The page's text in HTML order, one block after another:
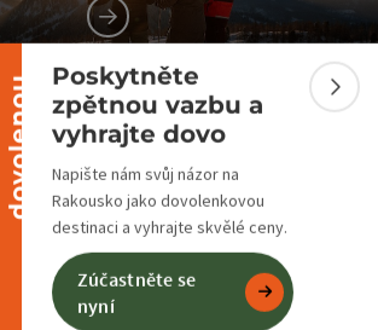
u
Sbalit banner
Poskytněte
zpětnou vazbu a
vyhrajte dovo
Napište nám svůj názor na
Rakousko jako dovolenkovou
destinaci a vyhrajte skvělé ceny.
Zúčastněte se
nyní
Zimní sporty